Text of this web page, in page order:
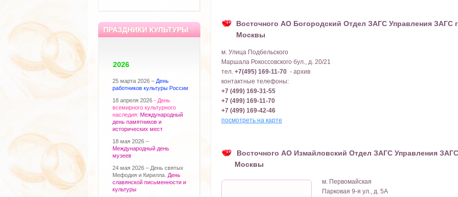
ПРАЗДНИКИ КУЛЬТУРЫ
2026
25 марта 2026 – День
работников культуры России
18 апреля 2026 - День
всемирного культурного
наследия: Международный
день памятников и
исторических мест
18 мая 2026 –
Международный день
музеев
24 мая 2026 – День святых
Мефодия и Кирилла. День
славянской письменности и
культуры
Восточного АО Богородский Отдел ЗАГС Управления ЗАГС
Москвы
м. Улица Подбельского
Маршала Рокоссовского бул., д. 20/21
тел. +7(495) 169-11-70 - архив
контактные телефоны:
+7 (499) 169-31-55
+7 (499) 169-11-70
+7 (499) 169-42-46
посмотреть на карте
Восточного АО Измайловский Отдел ЗАГС Управления ЗАГС
Москвы
м. Первомайская
Парковая 9-я ул., д. 5А